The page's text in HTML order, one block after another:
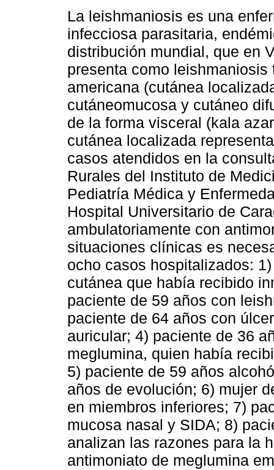
La leishmaniosis es una
infecciosa parasitaria,
distribución mundial, que en
presenta como leishmaniosis
americana (cutánea
cutáneomucosa y cutáneo
de la forma visceral (kala
cutánea localizada
casos atendidos en la
Rurales del Instituto de
Pediatría Médica y
Hospital Universitario de
ambulatoriamente con
situaciones clínicas es
ocho casos hospitalizados:
cutánea que había recibido
paciente de 59 años con
paciente de 64 años con
auricular; 4) paciente de 36
meglumina, quien había
5) paciente de 59 años
años de evolución; 6) mujer
en miembros inferiores; 7)
mucosa nasal y SIDA; 8)
analizan las razones para la
antimoniato de meglumina